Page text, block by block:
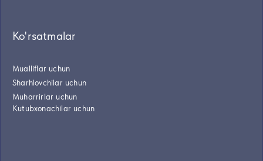
Ko'rsatmalar
Mualliflar uchun
Sharhlovchilar uchun
Muharrirlar uchun
Kutubxonachilar uchun